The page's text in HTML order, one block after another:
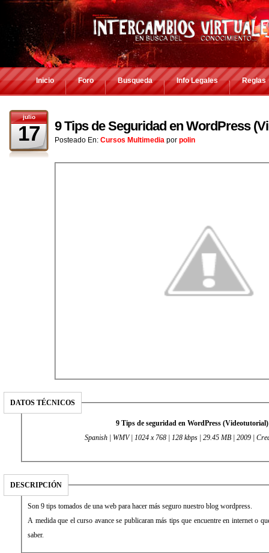
Inicio Foro Busqueda Info Legales Reglas
julio
17 9 Tips de Seguridad en WordPress
Posteado En: Cursos Multimedia por polin
DATOS TÉCNICOS
9 Tips de seguridad en WordPress (Videotutorial)
Spanish | WMV | 1024 x 768 | 128 kbps | 29.45 MB | 2009 |
DESCRIPCIÓN
Son 9 tips tomados de una web para hacer más seguro nuestro blog wordpress.
A medida que el curso avance se publicaran más tips que encuentre en internet o
saber.